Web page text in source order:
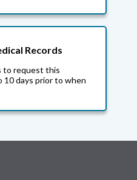
Records
to request this
days prior to when